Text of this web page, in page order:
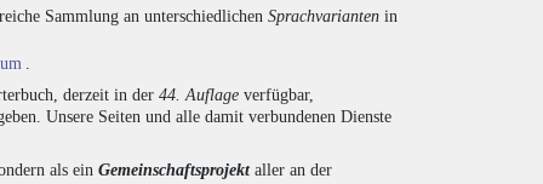
Sammlung an unterschiedlichen Sprachvarianten in
derzeit in der 44. Auflage verfügbar,
Unsere Seiten und alle damit verbundenen Dienste
als ein Gemeinschaftsprojektaller an der